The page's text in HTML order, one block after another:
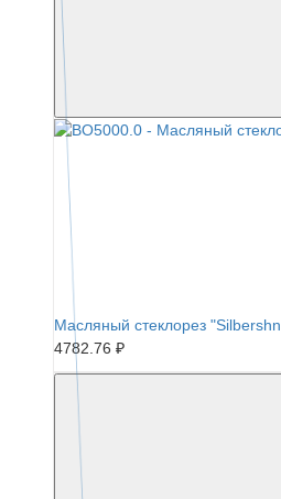
Масляный стеклорез
4782.76 ₽